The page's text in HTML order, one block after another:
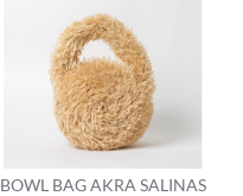
BOWL BAG AKRA SALINAS